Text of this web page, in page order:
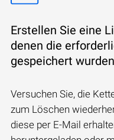
Erstellen Sie eine
denen die
gespeichert
Versuchen Sie, die
zum Löschen
diese per E-Mail